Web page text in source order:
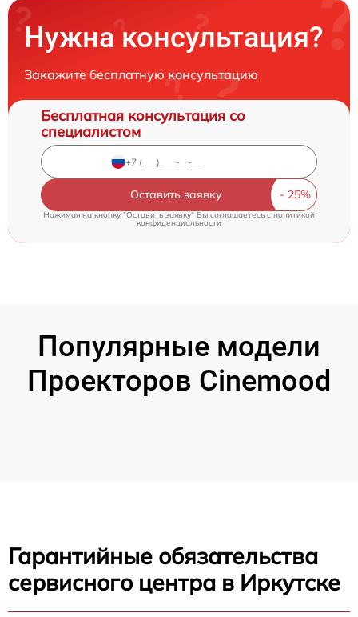
Нужна консультация?
Закажите бесплатную консультацию
Бесплатная консультация со
специалистом
Оставить заявку
Нажимая на кнопку "Оставить заявку" Вы соглашаетесь cполитикой
конфиденциальности
Популярные модели
Проекторов Cinemood
Гарантийные обязательства
сервисного центра в Иркутске